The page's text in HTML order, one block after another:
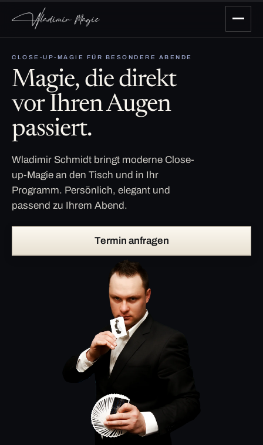
CLOSE-UP-MAGIE FÜR BESONDERE ABENDE
Magie, die direkt
vor Ihren Augen
passiert.
Wladimir Schmidt bringt moderne Close-
up-Magie an den Tisch und in Ihr
Programm. Persönlich, elegant und
passend zu Ihrem Abend.
Termin anfragen